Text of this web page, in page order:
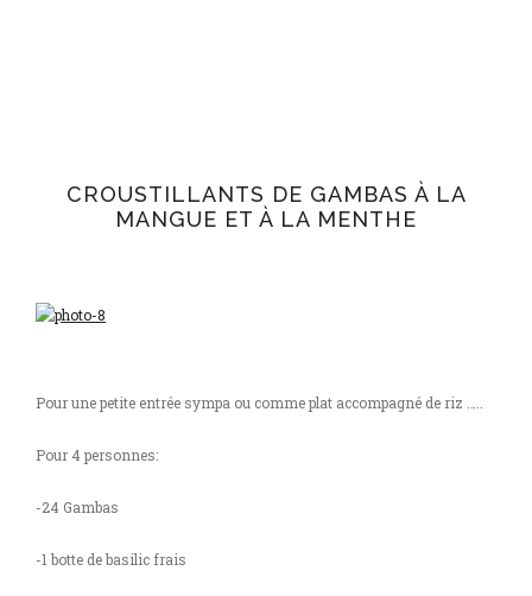
CROUSTILLANTS DE GAMBAS À LA
MANGUE ET À LA MENTHE
Pour une petite entrée sympa ou comme plat accompagné de riz …..
Pour 4 personnes:
-24 Gambas
-1 botte de basilic frais